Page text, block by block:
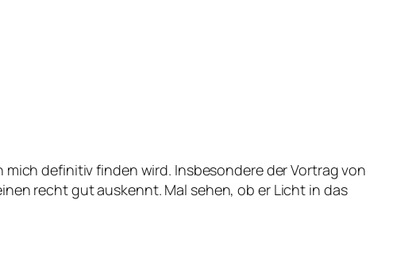
definitiv finden wird. Insbesondere der Vortrag von
recht gut auskennt. Mal sehen, ob er Licht in das